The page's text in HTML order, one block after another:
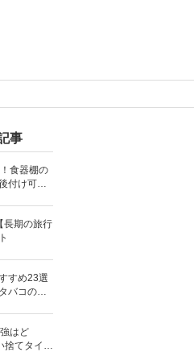
事
食器棚の
付け可能
長期の旅行
すめ23選
バコのニ
はど
捨てタイプ